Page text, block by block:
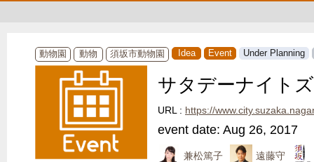
動物園 動物 須坂市動物園 Idea Event Under Planning
サタデーナイト
URL : https://www.city.suzaka.nagano.jp/
event date: Aug 26, 2017
兼松篤子 遠藤守